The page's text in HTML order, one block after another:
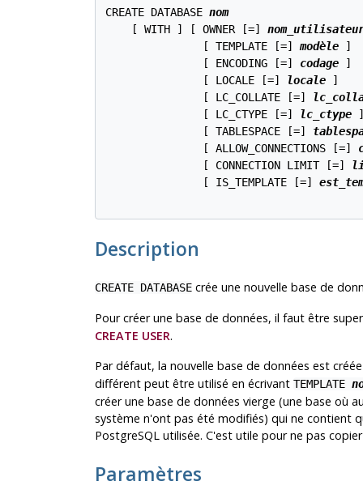
CREATE DATABASE nom
    [ WITH ] [ OWNER [=]
               [ TEMPLATE [=]
modèle ]
               [ ENCODING [=]
codage ]
               [ LOCALE [=]
locale ]
               [ LC_COLLATE [=]
               [ LC_CTYPE [=]
lc_ctype
               [ TABLESPACE [=]
               [ ALLOW_CONNECTIONS [=]
               [ CONNECTION LIMIT [=]
               [ IS_TEMPLATE [=]
Description
CREATE DATABASEcrée une nouvelle base de
Pour créer une base de données, il faut être
CREATE USER.
Par défaut, la nouvelle base de données est
différent peut être utilisé en écrivant TEMPLATE
créer une base de données vierge (une base où
système n'ont pas été modifiés) qui ne contient
PostgreSQLutilisée. C'est utile pour ne pas
Paramètres